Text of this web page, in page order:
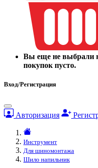
Вы еще не выбрали
покупок пусто.
Вход/Регистрация
Авторизация
Инструмент
Для шиномонтажа
Шило напильник